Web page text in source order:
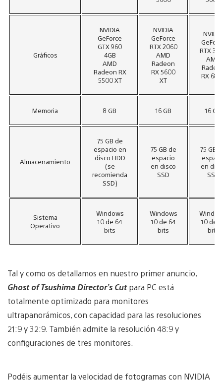
Gráficos
NVIDIA
GeForce
GTX 960
4GB
AMD
Radeon RX
5500 XT
NVIDIA
GeForce
RTX 2060
AMD
Radeon
RX 5600
XT
RTX
AMD
RX
Memoria 8 GB 16 GB 16 GB
Almacenamiento
75 GB de
espacio en
disco HDD
(se
recomienda
SSD)
75 GB de
espacio
en disco
SSD
75 GB
en
SSD
Sistema
Operativo
Windows
10 de 64
bits
Windows
10 de 64
bits
10 de
bits
Tal y como os detallamos en nuestro primer anuncio,
Ghost of Tsushima Director’s Cutpara PC está
totalmente optimizado para monitores
ultrapanorámicos, con capacidad para las resoluciones
21:9 y 32:9. También admite la resolución 48:9 y
configuraciones de tres monitores.
Podéis aumentar la velocidad de fotogramas con NVIDIA